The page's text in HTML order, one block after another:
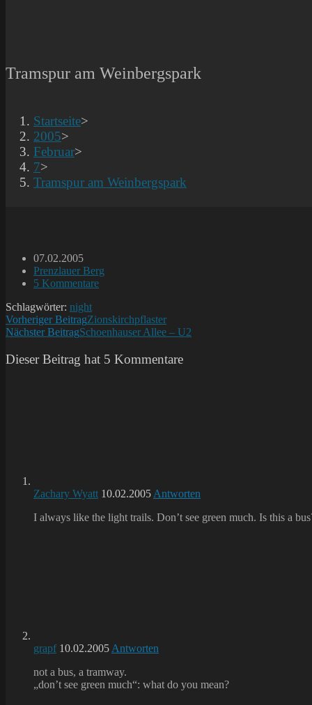
Tramspur am Weinbergspark
Startseite>
2005>
Februar>
7>
Tramspur am Weinbergspark
Beitrag
veröffentlicht:
07.02.2005
Beitrags-
Kategorie:
Prenzlauer Berg
Beitrags-
5 Kommentare
Schlagwörter: night
Weitere
Artikel
ansehen
Vorheriger BeitragZionskirchpflaster
Nächster BeitragSchoenhauser Allee – U2
Dieser Beitrag hat 5 Kommentare
Zachary Wyatt 10.02.2005 Antworten
I always like the light trails. Don’t see green much. Is this a
grapf 10.02.2005 Antworten
not a bus, a tramway.
„don’t see green much“: what do you mean?